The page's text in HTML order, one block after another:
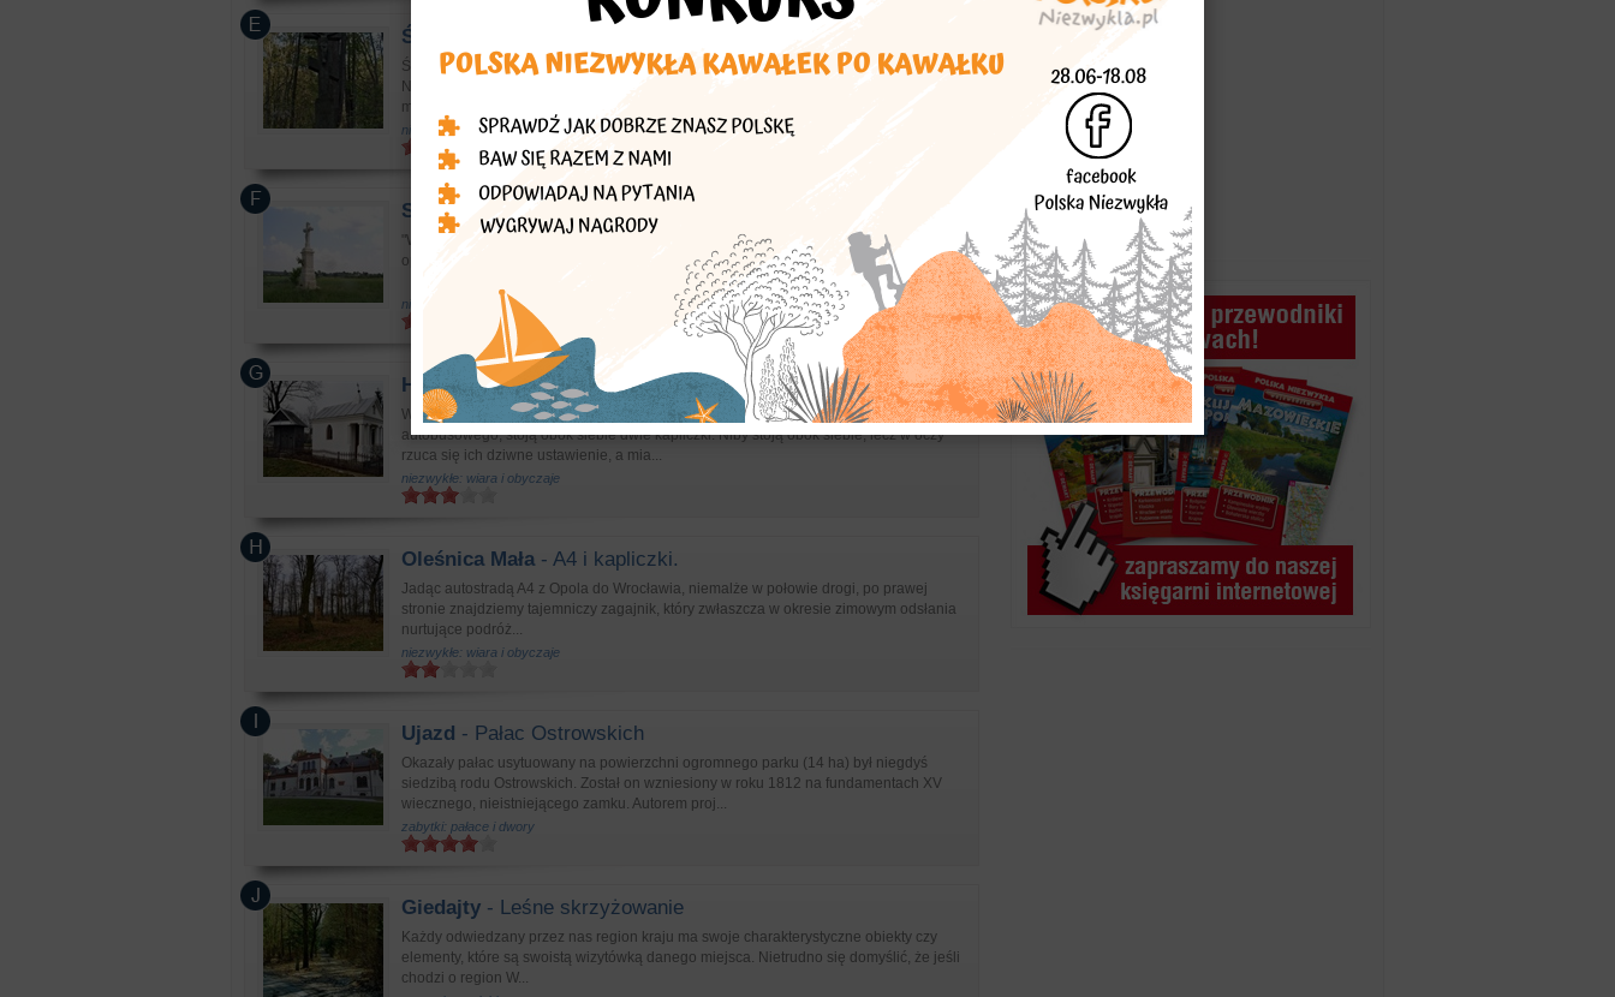
Świątkowa Wielka
Świerzowa Ruska to wieś położona w dolinie pomiędzy dwoma szczytami Beskidu
Niskiego - Majdanem 781 m n.p.m. i Mareszką 801 m n.p.m. Z przełęczy Majdan
można dojść 20-minutowym spacerkiem do pomnika...
niezwykłe: miejsce z „klimatem”
Szczecyn - Droga śmierci
"Wszystkich mieszkańców Szczecyna z domów na drogę wygnali. Kto nie chciał domu
opuścić, to zaraz go rozstrzelali" Krystyna Ziółkowska. W dniu 02 lutego 1944 roku...
niezwykłe: historie niezwykłe
Horodyszcze- „Zwaśnione kapliczki”
W Horodyszczu, tuż przy wjeździe do wsi z drogi 812, a w pobliżu przystanku
autobusowego, stoją obok siebie dwie kapliczki. Niby stoją obok siebie, lecz w oczy
rzuca się ich dziwne ustawienie, a mia...
niezwykłe: wiara i obyczaje
Oleśnica Mała- A4 i kapliczki.
Jadąc autostradą A4 z Opola do Wrocławia, niemalże w połowie drogi, po prawej
stronie znajdziemy tajemniczy zagajnik, który zwłaszcza w okresie zimowym odsłania
nurtujące podróż...
niezwykłe: wiara i obyczaje
Ujazd - Pałac Ostrowskich
Okazały pałac usytuowany na powierzchni ogromnego parku (14 ha) był niegdyś
siedzibą rodu Ostrowskich. Został on wzniesiony w roku 1812 na fundamentach XV
wiecznego, nieistniejącego zamku. Autorem proj...
zabytki: pałace i dwory
Giedajty - Leśne skrzyżowanie
Każdy odwiedzany przez nas region kraju ma swoje charakterystyczne obiekty czy
elementy, które są swoistą wizytówką danego miejsca. Nietrudno się domyślić, że jeśli
chodzi o region W...